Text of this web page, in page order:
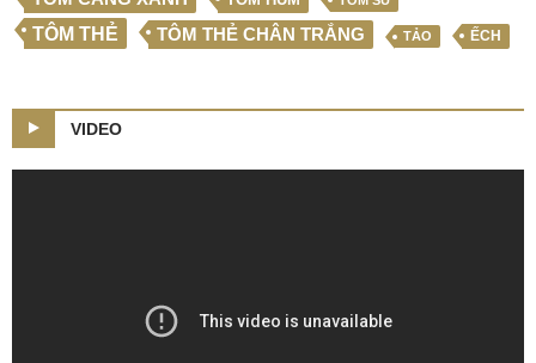
TÔM THẺ TÔM THẺ CHÂN TRẮNG TẢO ẾCH
VIDEO